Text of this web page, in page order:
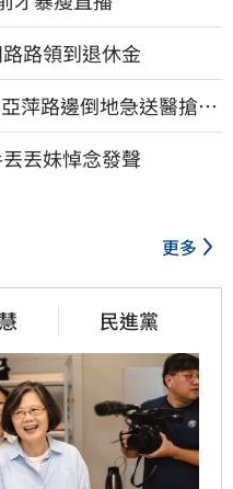
路領到退休金
萍路邊倒地急送醫搶
丟妹悼念發聲
更多
民進黨